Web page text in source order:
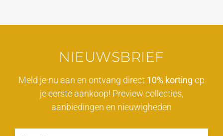
NIEUWSBRIEF
Meld je nu aan en ontvang direct 10% korting op
je eerste aankoop! Preview collecties,
aanbiedingen en nieuwigheden